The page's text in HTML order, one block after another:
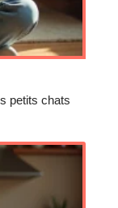
petits chats